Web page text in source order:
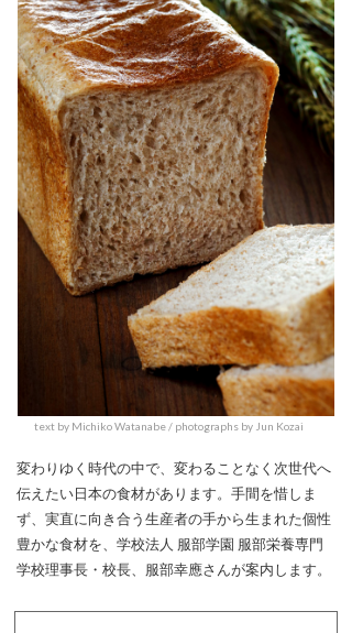
text by Michiko Watanabe / photographs by Jun Kozai
変わりゆく時代の中で、変わることなく次世代へ
伝えたい日本の食材があります。手間を惜しま
ず、実直に向き合う生産者の手から生まれた個性
豊かな食材を、学校法人 服部学園 服部栄養専門
学校理事長・校長、服部幸應さんが案内します。